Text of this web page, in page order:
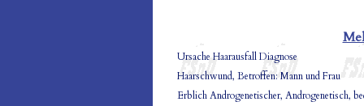
Ursache Haarausfall Diagnose
Haarschwund, Betroffen: Mann und Frau
Erblich Androgenetischer, Androgenetisch,